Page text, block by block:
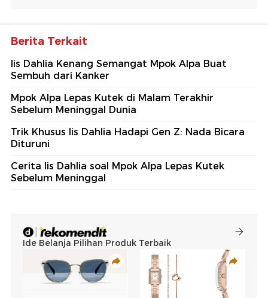
Berita Terkait
Iis Dahlia Kenang Semangat Mpok Alpa Buat
Sembuh dari Kanker
Mpok Alpa Lepas Kutek di Malam Terakhir
Sebelum Meninggal Dunia
Trik Khusus Iis Dahlia Hadapi Gen Z: Nada Bicara
Dituruni
Cerita Iis Dahlia soal Mpok Alpa Lepas Kutek
Sebelum Meninggal